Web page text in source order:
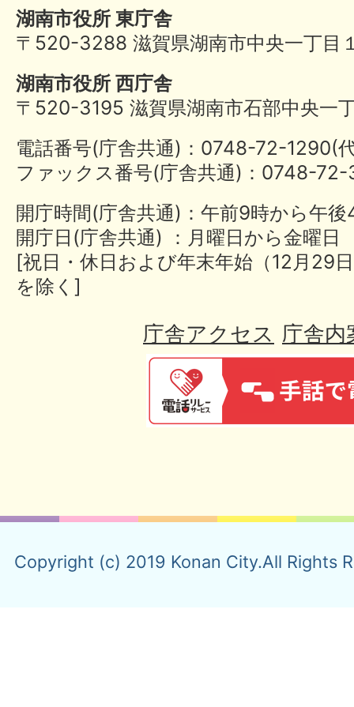
湖南市役所 東庁舎
〒520-3288 滋賀県湖南市中央一丁目
湖南市役所 西庁舎
〒520-3195 滋賀県湖南市石部中央一
電話番号(庁舎共通)：0748-72-
ファックス番号(庁舎共通)：0748-
開庁時間(庁舎共通)：午前9時から午
開庁日(庁舎共通) ：月曜日から金曜日
[祝日・休日および年末年始（12月29
を除く]
庁舎アクセス 庁舎内
Copyright (c) 2019 Konan City.All Rights